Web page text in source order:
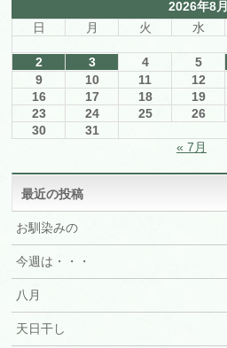
2026年8月
日
月 火 水
2
3 4 5
9
10 11 12
16
17 18 19
23
24 25 26
30
31
« 7月
最近の投稿
お馴染みの
今週は・・・
八月
天日干し